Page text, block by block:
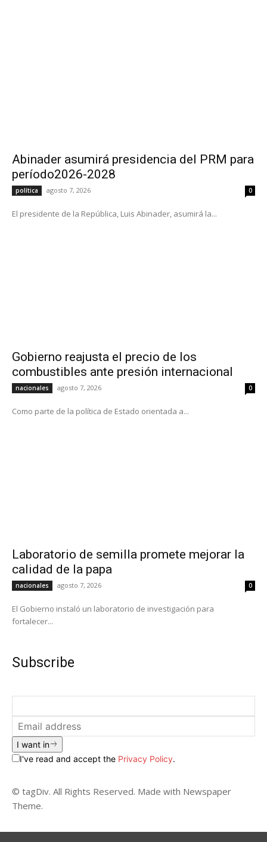
Abinader asumirá presidencia del PRM para
período2026-2028
política agosto 7, 2026 0
El presidente de la República, Luis Abinader, asumirá la...
Gobierno reajusta el precio de los
combustibles ante presión internacional
nacionales agosto 7, 2026 0
Como parte de la política de Estado orientada a...
Laboratorio de semilla promete mejorar la
calidad de la papa
nacionales agosto 7, 2026 0
El Gobierno instaló un laboratorio de investigación para
fortalecer...
Subscribe
I want in
I've read and accept the Privacy Policy.
© tagDiv. All Rights Reserved. Made with Newspaper
Theme.